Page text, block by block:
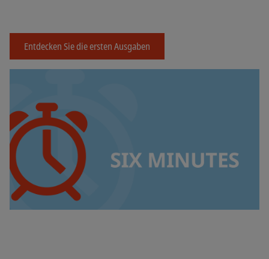
Entdecken Sie die ersten Ausgaben